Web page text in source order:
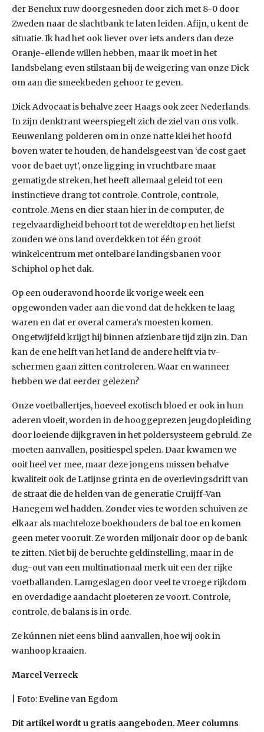
der Benelux ruw doorgesneden door zich met 8-0 door
Zweden naar de slachtbank te laten leiden. Afijn, u kent de
situatie. Ik had het ook liever over iets anders dan deze
Oranje-ellende willen hebben, maar ik moet in het
landsbelang even stilstaan bij de weigering van onze Dick
om aan die smeekbeden gehoor te geven.
Dick Advocaat is behalve zeer Haags ook zeer Nederlands.
In zijn denktrant weerspiegelt zich de ziel van ons volk.
Eeuwenlang polderen om in onze natte klei het hoofd
boven water te houden, de handelsgeest van ‘de cost gaet
voor de baet uyt’, onze ligging in vruchtbare maar
gematigde streken, het heeft allemaal geleid tot een
instinctieve drang tot controle. Controle, controle,
controle. Mens en dier staan hier in de computer, de
regelvaardigheid behoort tot de wereldtop en het liefst
zouden we ons land overdekken tot één groot
winkelcentrum met ontelbare landingsbanen voor
Schiphol op het dak.
Op een ouderavond hoorde ik vorige week een
opgewonden vader aan die vond dat de hekken te laag
waren en dat er overal camera’s moesten komen.
Ongetwijfeld krijgt hij binnen afzienbare tijd zijn zin. Dan
kan de ene helft van het land de andere helft via tv-
schermen gaan zitten controleren. Waar en wanneer
hebben we dat eerder gelezen?
Onze voetballertjes, hoeveel exotisch bloed er ook in hun
aderen vloeit, worden in de hooggeprezen jeugdopleiding
door loeiende dijkgraven in het poldersysteem gebruld. Ze
moeten aanvallen, positiespel spelen. Daar kwamen we
ooit heel ver mee, maar deze jongens missen behalve
kwaliteit ook de Latijnse grinta en de overlevingsdrift van
de straat die de helden van de generatie Cruijff-Van
Hanegem wel hadden. Zonder vies te worden schuiven ze
elkaar als machteloze boekhouders de bal toe en komen
geen meter vooruit. Ze worden miljonair door op de bank
te zitten. Niet bij de beruchte geldinstelling, maar in de
dug-out van een multinationaal merk uit een der rijke
voetballanden. Lamgeslagen door veel te vroege rijkdom
en overdadige aandacht ploeteren ze voort. Controle,
controle, de balans is in orde.
Ze kúnnen niet eens blind aanvallen, hoe wij ook in
wanhoop kraaien.
Marcel Verreck
| Foto: Eveline van Egdom
Dit artikel wordt u gratis aangeboden. Meer columns